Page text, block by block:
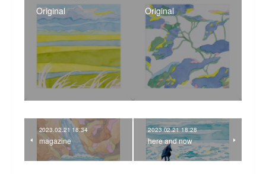
Original Original
2023.02.21 18:34
magazine
2023.02.21 18:28
here and now